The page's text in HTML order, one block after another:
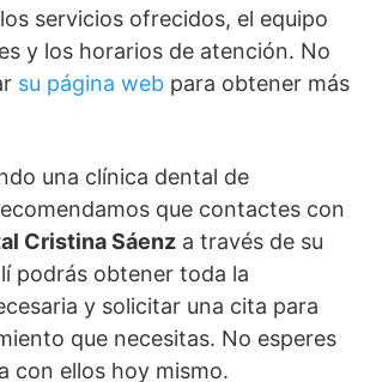
servicios ofrecidos, el equipo
y los horarios de atención. No
su página web para obtener más
una clínica dental de
que contactes con
Cristina Sáenz a través de su
podrás obtener toda la
y solicitar una cita para
que necesitas. No esperes
con ellos hoy mismo.